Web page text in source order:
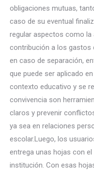
obligaciones mutuas,
caso de su eventual
regular aspectos como la
contribución a los gastos
en caso de separación,
que puede ser aplicado
contexto educativo y se
convivencia son
claros y prevenir
ya sea en relaciones
escolar.Luego, los
entrega unas hojas con
institución. Con esas